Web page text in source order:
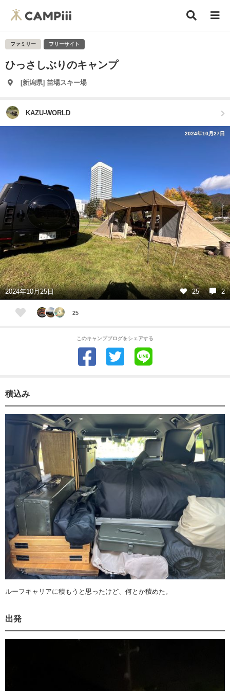
ファミリー フリーサイト
ひっさしぶりのキャンプ
[新潟県] 苗場スキー場
KAZU-WORLD
2024年10月27日
2024年10月25日 25 2
25
このキャンプブログをシェアする
積込み
ルーフキャリアに積もうと思ったけど、何とか積めた。
出発